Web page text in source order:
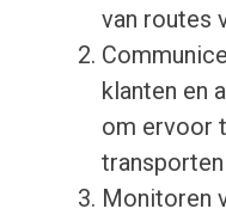
van routes
klanten en
om ervoor
Monitoren